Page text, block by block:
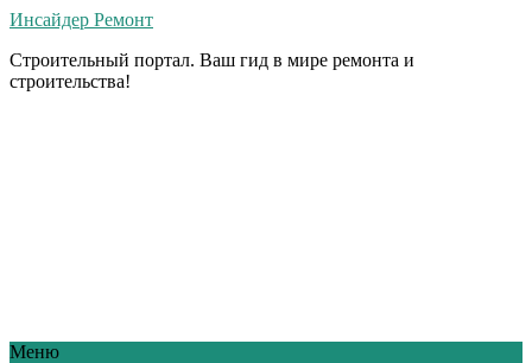
Инсайдер Ремонт
Строительный портал. Ваш гид в мире ремонта и
строительства!
Меню